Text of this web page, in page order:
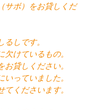
サボ）をお貸しくだ
るしです。
けているもの。
貸しください。
っていました。
くださいます。